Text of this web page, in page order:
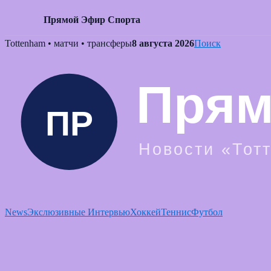
Прямой Эфир Спорта
Skip
Tottenham • матчи • трансферы8 августа 2026Поиск
NewsЭкслюзивные ИнтервьюХоккейТеннисФутбол